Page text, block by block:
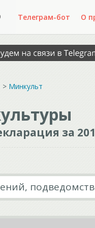
Телеграм-бот О
> Минкульт
за